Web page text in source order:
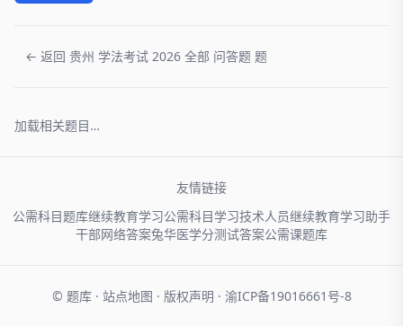
← 返回 贵州 学法考试 2026 全部 问答题 题
加载相关题目…
友情链接
公需科目题库继续教育学习公需科目学习技术人员继续教育学习助手
干部网络答案兔华医学分测试答案公需课题库
© 题库 · 站点地图 · 版权声明 · 渝ICP备19016661号-8